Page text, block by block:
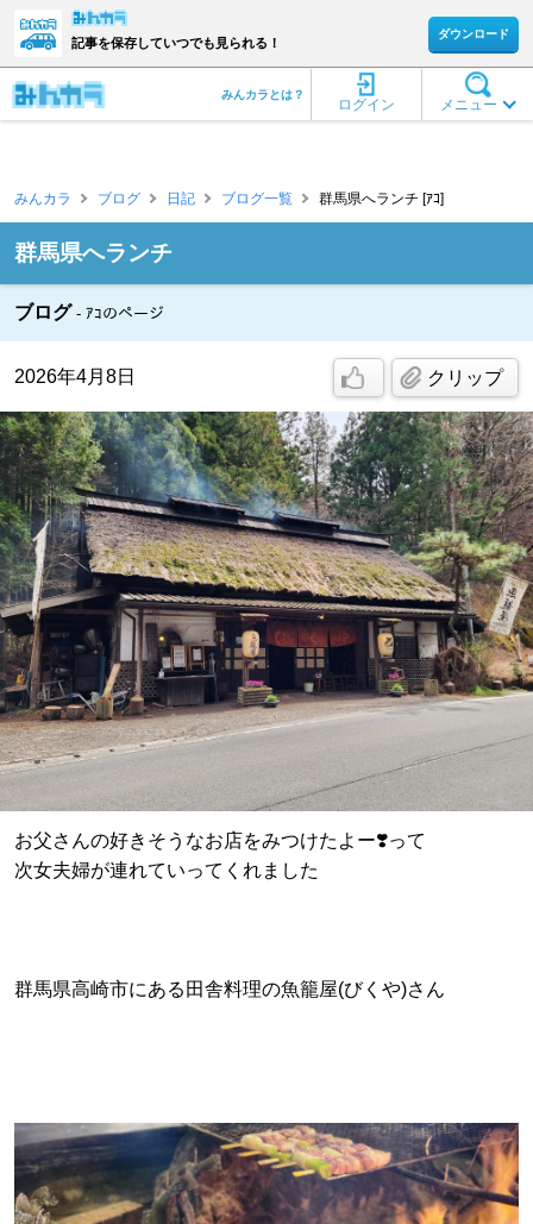
記事を保存していつでも見られる！
ダウンロード
メニュー
ログイン
みんカラとは？
みんカラ ブログ 日記 ブログ一覧 群馬県へランチ [ｱｺ]
群馬県へランチ
ブログ ｱｺのページ
2026年4月8日 クリップ
お父さんの好きそうなお店をみつけたよー❣️って
次女夫婦が連れていってくれました
群馬県高崎市にある田舎料理の魚籠屋(びくや)さん